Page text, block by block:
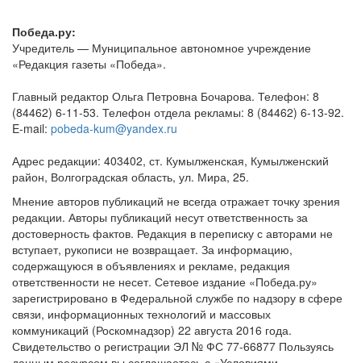
Победа.ру:
Учредитель — Муниципальное автономное учреждение
«Редакция газеты «Победа».
Главный редактор Ольга Петровна Бочарова. Телефон: 8
(84462) 6-11-53. Телефон отдела рекламы: 8 (84462) 6-13-92.
E-mail: pobeda-kum@yandex.ru
Адрес редакции: 403402, ст. Кумылженская, Кумылженский
район, Волгоградская область, ул. Мира, 25.
Мнение авторов публикаций не всегда отражает точку зрения
редакции. Авторы публикаций несут ответственность за
достоверность фактов. Редакция в переписку с авторами не
вступает, рукописи не возвращает. За информацию,
содержащуюся в объявлениях и рекламе, редакция
ответственности не несет. Сетевое издание «Победа.ру»
зарегистрировано в Федеральной службе по надзору в сфере
связи, информационных технологий и массовых
коммуникаций (Роскомнадзор) 22 августа 2016 года.
Свидетельство о регистрации ЭЛ № ФС 77-66877 Пользуясь